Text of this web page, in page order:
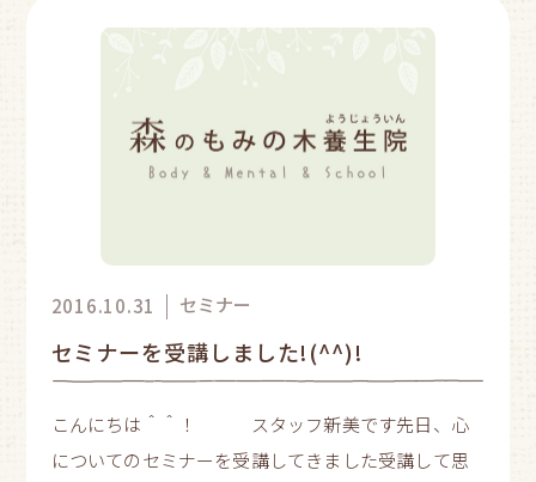
2016.10.31 セミナー
セミナーを受講しました!(^^)!
こんにちは＾＾！ スタッフ新美です先日、心
についてのセミナーを受講してきました受講して思